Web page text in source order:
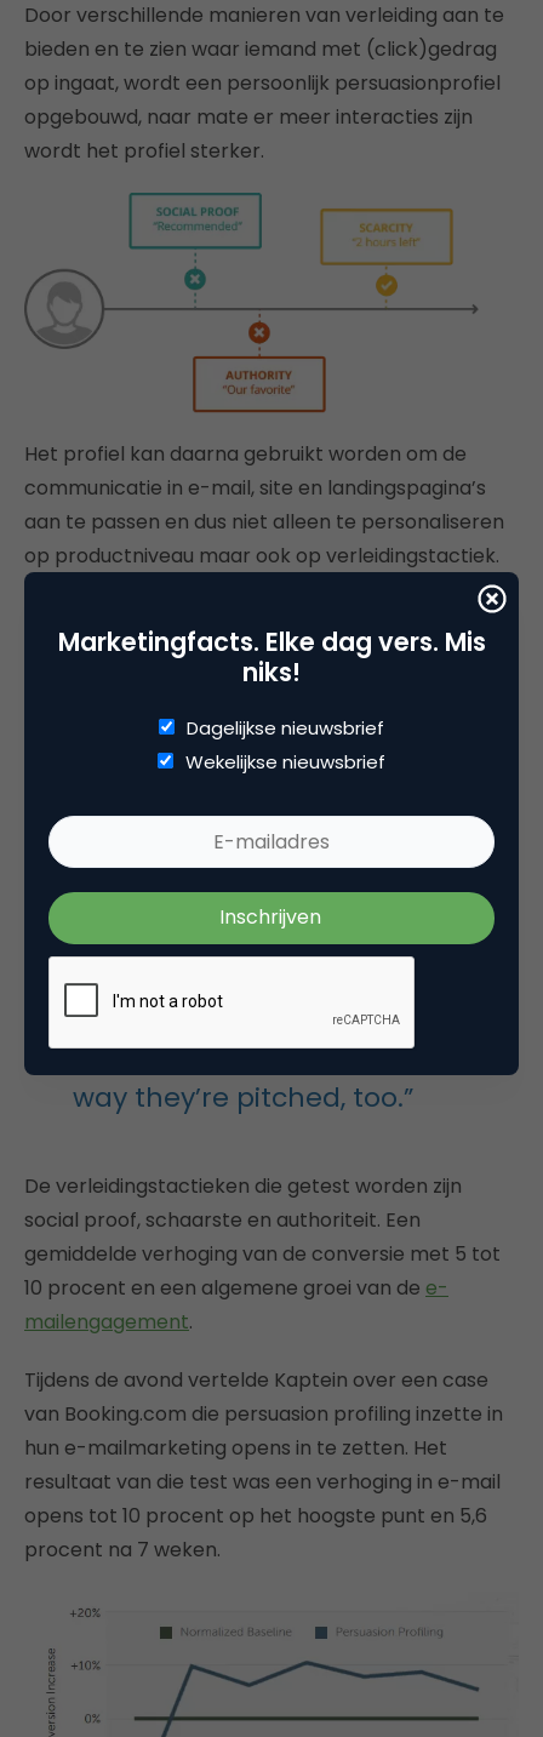
Door verschillende manieren van verleiding aan te
bieden en te zien waar iemand met (click)gedrag
op ingaat, wordt een persoonlijk persuasionprofiel
opgebouwd, naar mate er meer interacties zijn
wordt het profiel sterker.
Het profiel kan daarna gebruikt worden om de
communicatie in e-mail, site en landingspagina’s
aan te passen en dus niet alleen te personaliseren
op productniveau maar ook op verleidingstactiek.
Of zoals Wired het mooi verwoordt:
“Retailers can not only
personalize which products are
shown, they can personalize the
way they’re pitched, too.”
De verleidingstactieken die getest worden zijn
social proof, schaarste en authoriteit. Een
gemiddelde verhoging van de conversie met 5 tot
10 procent en een algemene groei van de e-
mailengagement.
Tijdens de avond vertelde Kaptein over een case
van Booking.com die persuasion profiling inzette in
hun e-mailmarketing opens in te zetten. Het
resultaat van die test was een verhoging in e-mail
opens tot 10 procent op het hoogste punt en 5,6
procent na 7 weken.
Marketingfacts. Elke dag vers. Mis
niks!
Dagelijkse nieuwsbrief
Wekelijkse nieuwsbrief